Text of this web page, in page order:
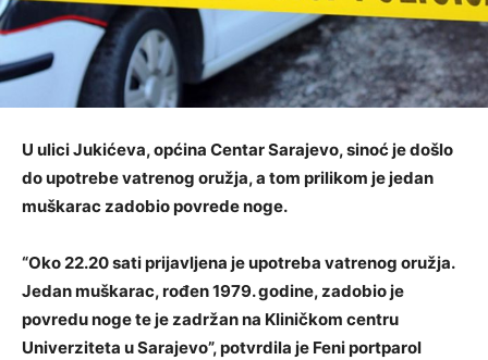
U ulici Jukićeva, općina Centar Sarajevo, sinoć je došlo
do upotrebe vatrenog oružja, a tom prilikom je jedan
muškarac zadobio povrede noge.
“Oko 22.20 sati prijavljena je upotreba vatrenog oružja.
Jedan muškarac, rođen 1979. godine, zadobio je
povredu noge te je zadržan na Kliničkom centru
Univerziteta u Sarajevo”, potvrdila je Feni portparol